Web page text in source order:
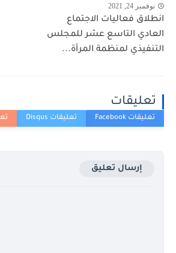
نوفمبر 24, 2021
انطلاق فعاليات الاجتماع
العادي التاسع عشر للمجلس
التنفيذي لمنظمة المرأة...
تعليقات
إرسال تعليق